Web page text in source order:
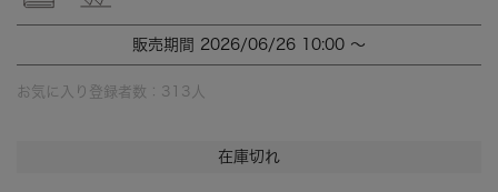
販売期間 2026/06/26 10:00 〜
お気に入り登録者数： 313 人
在庫切れ